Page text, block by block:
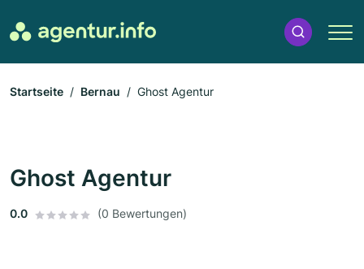
Startseite Bernau Ghost Agentur
Ghost Agentur
0.0 (0 Bewertungen)